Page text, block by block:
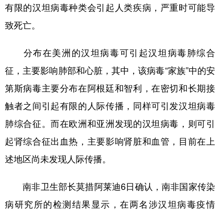
浙江 安徽 福建 江西
山东
广东 广西 海南 重庆
四川 贵州 云南 西藏
陕西 甘肃 青海 宁夏
Русский язык 日本語 한국어
有限的汉坦病毒种类会引起人类疾病，严重时可能导
致死亡。
分布在美洲的汉坦病毒可引起汉坦病毒肺综合
征，主要影响肺部和心脏，其中，该病毒“家族”中的安
第斯病毒主要分布在阿根廷和智利，在密切和长期接
触者之间引起有限的人际传播，同样可引发汉坦病毒
肺综合征。而在欧洲和亚洲发现的汉坦病毒，则可引
起肾综合征出血热，主要影响肾脏和血管，目前在上
述地区尚未发现人际传播。
南非卫生部长莫措阿莱迪6日确认，南非国家传染
病研究所的检测结果显示，在两名涉汉坦病毒疫情